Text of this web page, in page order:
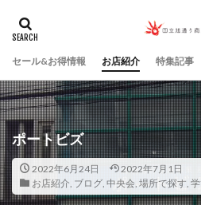
セール&お得情報 お店紹介 特集記事
ポートビズ
2022年6月24日
2022年7月1日
お店紹介, ブログ, 中央会, 場所で探す,